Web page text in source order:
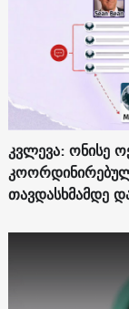
კვლევა: ონისე
თავდასხმამდე